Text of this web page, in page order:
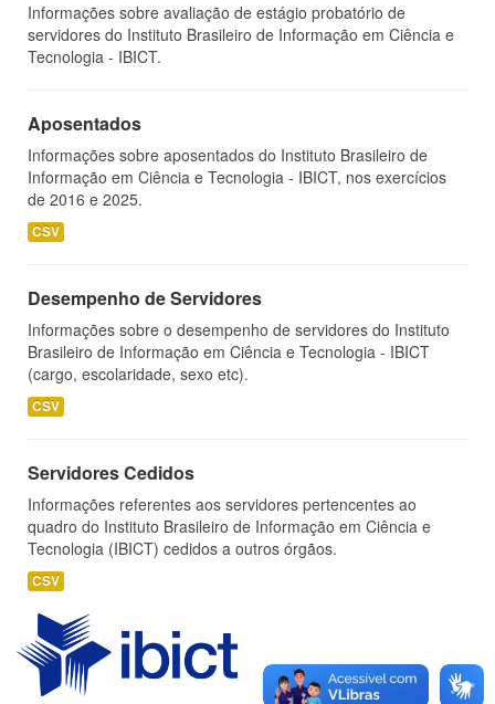
Informações sobre avaliação de estágio probatório de
servidores do Instituto Brasileiro de Informação em Ciência e
Tecnologia - IBICT.
Aposentados
Informações sobre aposentados do Instituto Brasileiro de
Informação em Ciência e Tecnologia - IBICT, nos exercícios
de 2016 e 2025.
CSV
Desempenho de Servidores
Informações sobre o desempenho de servidores do Instituto
Brasileiro de Informação em Ciência e Tecnologia - IBICT
(cargo, escolaridade, sexo etc).
CSV
Servidores Cedidos
Informações referentes aos servidores pertencentes ao
quadro do Instituto Brasileiro de Informação em Ciência e
Tecnologia (IBICT) cedidos a outros órgãos.
CSV